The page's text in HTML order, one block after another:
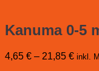
Kanuma 0-5
4,65 € – 21,85 € inkl.